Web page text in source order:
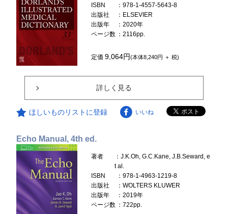
ISBN
：978-1-4557-5643-8
出版社
：ELSEVIER
出版年
：2020年
ページ数 ：2116pp.
定価9,064円(本体8,240円 ＋ 税)
詳しく見る
ほしいものリストに登録 いいね
Echo Manual, 4th ed.
著者
：J.K.Oh, G.C.Kane, J.B.Seward, e
t al.
ISBN
：978-1-4963-1219-8
出版社
：WOLTERS KLUWER
出版年
：2019年
ページ数 ：722pp.